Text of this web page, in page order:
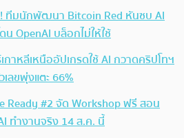
! ทีมนักพัฒนา Bitcoin Red หันซบ AI
น OpenAI บล็อกไม่ให้ใช้
กาหลีเหนืออัปเกรดใช้ AI กวาดคริปโทฯ
ลขพุ่งแตะ 66%
Ready #2 จัด Workshop ฟรี สอน
ทำงานจริง 14 ส.ค. นี้